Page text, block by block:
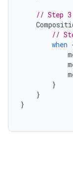
// Step
//
when
}
}
}